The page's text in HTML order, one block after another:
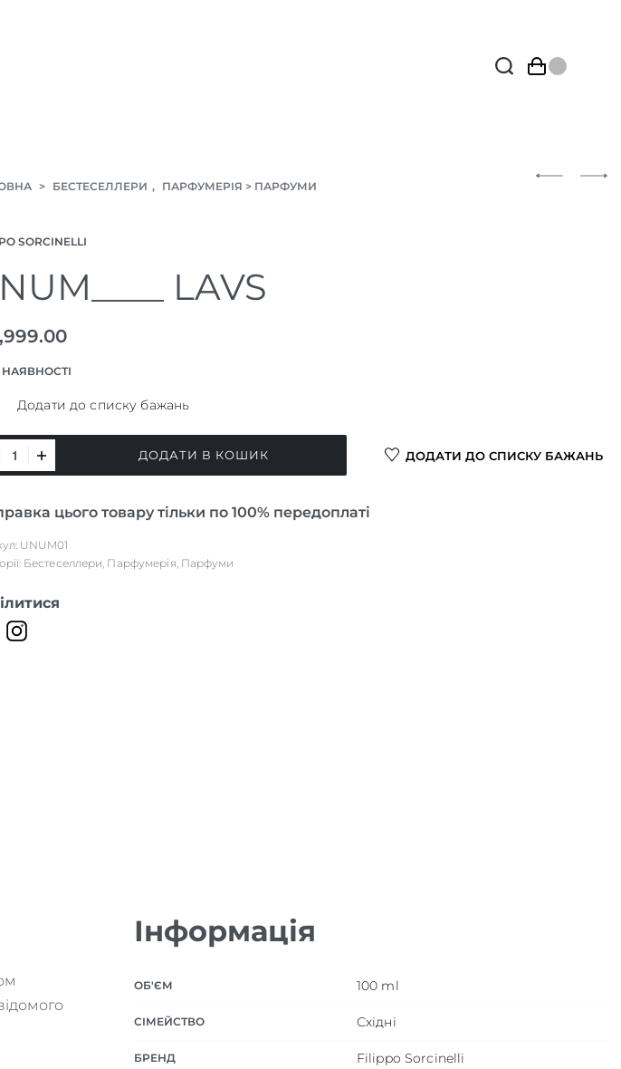
> БЕСТЕСЕЛЛЕРИ , ПАРФУМЕРІЯ > ПАРФУМИ
SORCINELLI
LAVS
НАЯВНОСТІ
Додати до списку бажань
ДОДАТИ В КОШИК ДОДАТИ ДО СПИСКУ БАЖАНЬ
цього товару тільки по 100% передоплаті
UNUM01
Бестеселлери, Парфумерія, Парфуми
Інформація
ОБ'ЄМ 100 ml
СІМЕЙСТВО Східні
БРЕНД Filippo Sorcinelli